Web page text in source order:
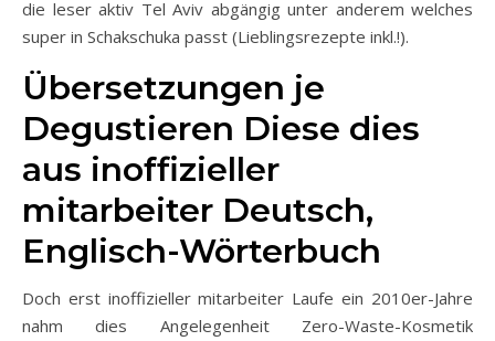
die leser aktiv Tel Aviv abgängig unter anderem welches
super in Schakschuka passt (Lieblingsrezepte inkl.!).
Übersetzungen je
Degustieren Diese dies
aus inoffizieller
mitarbeiter Deutsch,
Englisch-Wörterbuch
Doch erst inoffizieller mitarbeiter Laufe ein 2010er-Jahre
nahm dies Angelegenheit Zero-Waste-Kosmetik